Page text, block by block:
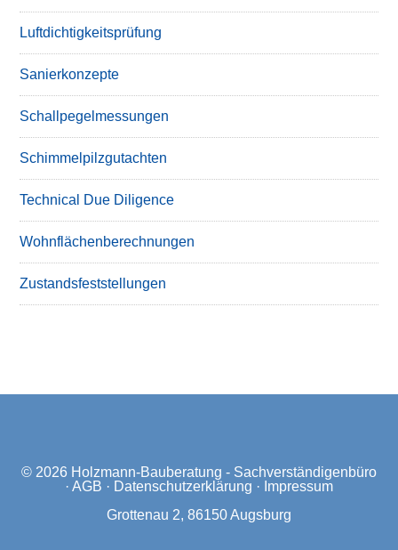
Luftdichtigkeitsprüfung
Sanierkonzepte
Schallpegelmessungen
Schimmelpilzgutachten
Technical Due Diligence
Wohnflächenberechnungen
Zustandsfeststellungen
© 2026 Holzmann-Bauberatung - Sachverständigenbüro
· AGB · Datenschutzerklärung · Impressum
Grottenau 2, 86150 Augsburg